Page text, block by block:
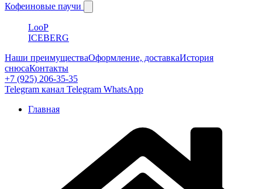
Кофеиновые паучи
LooP
ICEBERG
Наши преимуществаОформление, доставкаИстория
снюсаКонтакты
+7 (925) 206-35-35
Telegram канал Telegram WhatsApp
Главная